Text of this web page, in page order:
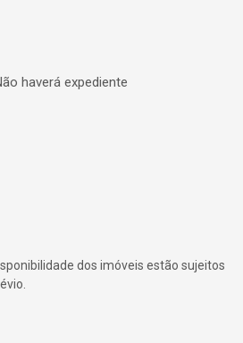
haverá expediente
dos imóveis estão sujeitos